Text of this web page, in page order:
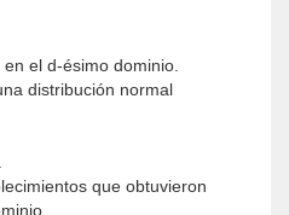
el d-ésimo dominio.
distribución normal
que obtuvieron